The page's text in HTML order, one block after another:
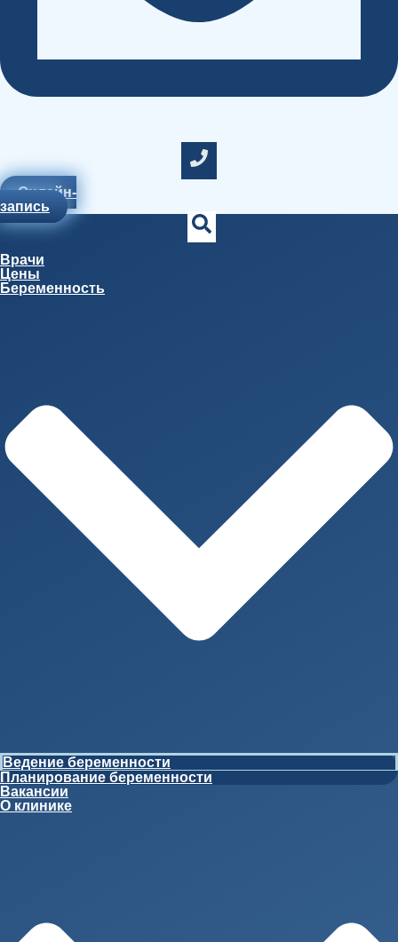
Онлайн-
запись
Врачи
Цены
Беременность
Ведение беременности
Планирование беременности
Вакансии
О клинике